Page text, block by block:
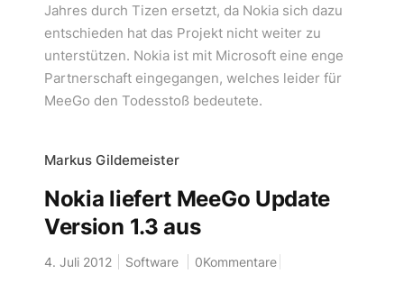
Jahres durch Tizen ersetzt, da Nokia sich dazu
entschieden hat das Projekt nicht weiter zu
unterstützen. Nokia ist mit Microsoft eine enge
Partnerschaft eingegangen, welches leider für
MeeGo den Todesstoß bedeutete.
Markus Gildemeister
Nokia liefert MeeGo Update
Version 1.3 aus
4. Juli 2012 Software 0Kommentare